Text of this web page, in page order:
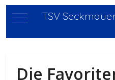
Mobile Menu Toggle
TSV
Die